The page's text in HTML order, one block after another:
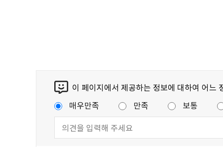
이 페이지에서 제공하는 정보에 대하여 어느
매우만족
만족 보통